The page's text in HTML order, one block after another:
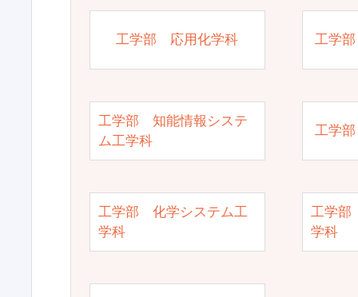
工学部 応用化学科 工学
工学部 知能情報システ
ム工学科
工学
工学部 化学システム工
学科
工学部
学科